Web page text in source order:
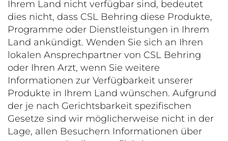
Ihrem Land nicht verfügbar sind, bedeutet
dies nicht, dass CSL Behring diese Produkte,
Programme oder Dienstleistungen in Ihrem
Land ankündigt. Wenden Sie sich an Ihren
lokalen Ansprechpartner von CSL Behring
oder Ihren Arzt, wenn Sie weitere
Informationen zur Verfügbarkeit unserer
Produkte in Ihrem Land wünschen. Aufgrund
der je nach Gerichtsbarkeit spezifischen
Gesetze sind wir möglicherweise nicht in der
Lage, allen Besuchern Informationen über